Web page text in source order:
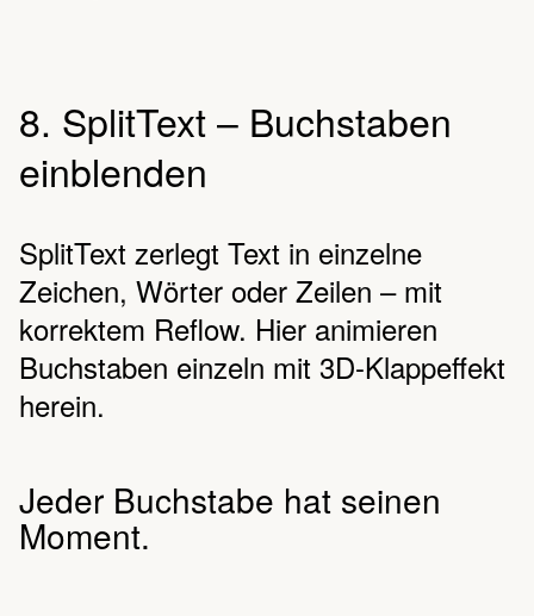
8. SplitText – Buchstaben
einblenden
SplitText zerlegt Text in einzelne
Zeichen, Wörter oder Zeilen – mit
korrektem Reflow. Hier animieren
Buchstaben einzeln mit 3D-Klappeffekt
herein.
Jeder Buchstabe hat seinen
Moment.